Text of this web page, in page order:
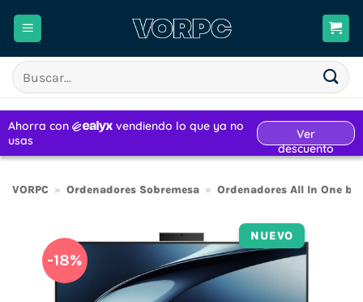
Buscar
por:
VORPC » Ordenadores Sobremesa » Ordenadores All In One
NUEVO
-18%